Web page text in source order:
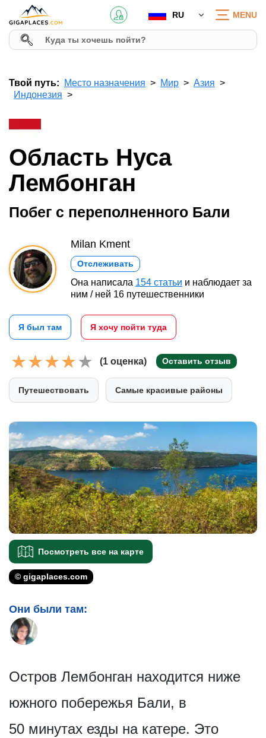
RU MENU
Твой путь: Место назначения Мир
Азия
Индонезия
Область Нуса
Лембонган
Побег с переполненного Бали
Milan Kment
Отслеживать
Она написала 154 статьи и наблюдает за
ним / ней 16 путешественники
Я был там Я хочу пойти туда
(1 оценка) Оставить отзыв
Путешествовать Самые красивые районы
Посмотреть все на карте
© gigaplaces.com
Они были там:
Остров Лембонган находится ниже
южного побережья Бали, в
50 минутах езды на катере. Это